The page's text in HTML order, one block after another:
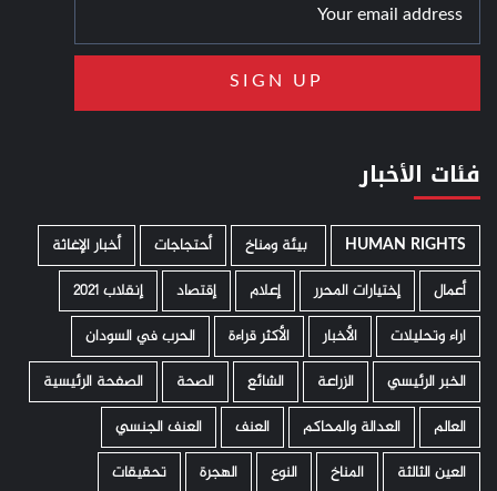
فئات الأخبار
HUMAN RIGHTS ­ بيئة ومناخ أحتجاجات
أخبار الإغاثة
أعمال
إختيارات المحرر إعلام إقتصاد
إنقلاب 2021
اراء وتحليلات
الأخبار الأكثر قراءة
الحرب في السودان
الخبر الرئيسي
الزراعة الشائع الصحة
الصفحة الرئيسية
العالم
العدالة والمحاكم العنف
العنف الجنسي
العين الثالثة
المناخ النوع الهجرة
تحقيقات